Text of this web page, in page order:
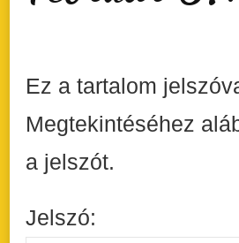
Ez a tartalom
Megtekintéséhez
a jelszót.
Jelszó: